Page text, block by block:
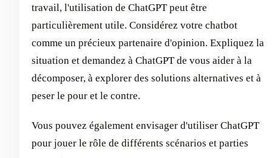
travail, l'utilisation de ChatGPT peut être
particulièrement utile. Considérez votre chatbot
comme un précieux partenaire d'opinion. Expliquez la
situation et demandez à ChatGPT de vous aider à la
décomposer, à explorer des solutions alternatives et à
peser le pour et le contre.
Vous pouvez également envisager d'utiliser ChatGPT
pour jouer le rôle de différents scénarios et parties